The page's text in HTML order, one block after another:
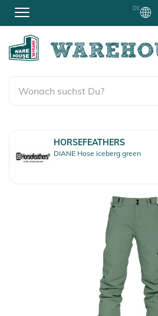
DE
HORSEFEATHERS
DIANE Hose iceberg green